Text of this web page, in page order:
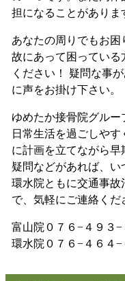
担になることがありま
あなたの周りでもお
故にあって困ってい
ください！ 疑問な事
に声をお掛け下さい。
ゆめたか接骨院グル
日常生活を過ごしや
に計画を立てながら
疑問などがあれば、い
環水院ともに交通事
で、気軽にご連絡くだ
富山院０７６−４９３−
環水院０７６−４６４−